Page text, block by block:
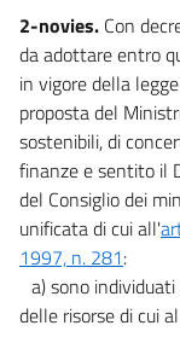
2-novies. Con
da adottare entro
in vigore della
proposta del
sostenibili, di
finanze e sentito il
del Consiglio dei
unificata di cui all'
1997, n. 281:
a) sono
delle risorse di cui